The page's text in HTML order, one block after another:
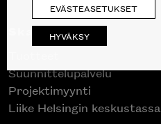
Skanno
Suunnittelupalvelu
Projektimyynti
Liike Helsingin keskustassa
EVÄSTEASETUKSET
HYVÄKSY